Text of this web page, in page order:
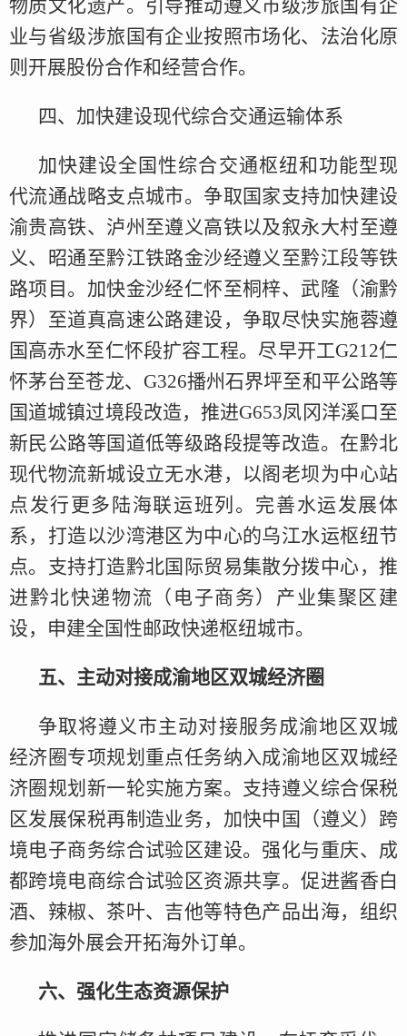
物质文化遗产。引导推动遵义市级涉旅国有企
业与省级涉旅国有企业按照市场化、法治化原
则开展股份合作和经营合作。
四、加快建设现代综合交通运输体系
加快建设全国性综合交通枢纽和功能型现
代流通战略支点城市。争取国家支持加快建设
渝贵高铁、泸州至遵义高铁以及叙永大村至遵
义、昭通至黔江铁路金沙经遵义至黔江段等铁
路项目。加快金沙经仁怀至桐梓、武隆（渝黔
界）至道真高速公路建设，争取尽快实施蓉遵
国高赤水至仁怀段扩容工程。尽早开工G212仁
怀茅台至苍龙、G326播州石界坪至和平公路等
国道城镇过境段改造，推进G653凤冈洋溪口至
新民公路等国道低等级路段提等改造。在黔北
现代物流新城设立无水港，以阁老坝为中心站
点发行更多陆海联运班列。完善水运发展体
系，打造以沙湾港区为中心的乌江水运枢纽节
点。支持打造黔北国际贸易集散分拨中心，推
进黔北快递物流（电子商务）产业集聚区建
设，申建全国性邮政快递枢纽城市。
五、主动对接成渝地区双城经济圈
争取将遵义市主动对接服务成渝地区双城
经济圈专项规划重点任务纳入成渝地区双城经
济圈规划新一轮实施方案。支持遵义综合保税
区发展保税再制造业务，加快中国（遵义）跨
境电子商务综合试验区建设。强化与重庆、成
都跨境电商综合试验区资源共享。促进酱香白
酒、辣椒、茶叶、吉他等特色产品出海，组织
参加海外展会开拓海外订单。
六、强化生态资源保护